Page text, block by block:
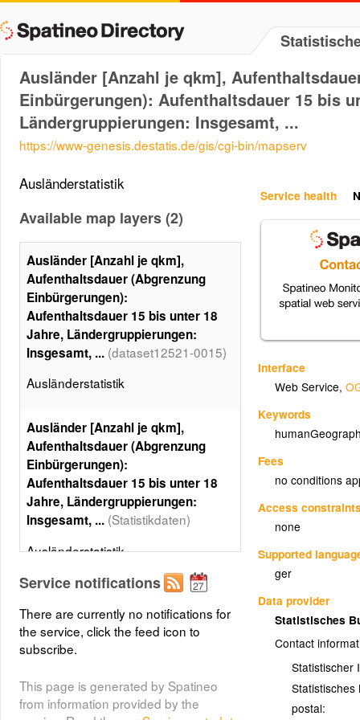
Ausländer [Anzahl je qkm],
Einbürgerungen): Aufenthaltsdauer 15 bis
Ländergruppierungen: Insgesamt, ...
https://www-genesis.destatis.de/gis/cgi-bin/mapserv
Service health
Interface
Web Service,
Keywords
Fees
no conditions
Access
none
Supported
ger
Data provider
Statistisches
Contact
Statistischer
Statistisches
postal:
Ausländerstatistik
Available map layers (2)
Ausländer [Anzahl je qkm],
Aufenthaltsdauer (Abgrenzung
Einbürgerungen):
Aufenthaltsdauer 15 bis unter 18
Jahre, Ländergruppierungen:
Insgesamt, ... (dataset12521-0015)
Ausländerstatistik
Ausländer [Anzahl je qkm],
Aufenthaltsdauer (Abgrenzung
Einbürgerungen):
Aufenthaltsdauer 15 bis unter 18
Jahre, Ländergruppierungen:
Insgesamt, ... (Statistikdaten)
Ausländerstatistik
Layer metadata (xml)
Service notifications
There are currently no notifications for
the service, click the feed icon to
subscribe.
This page is generated by Spatineo
from information provided by the